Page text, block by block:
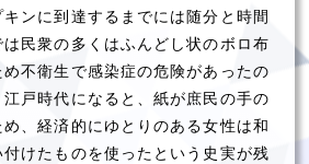
ンに到達するまでには随分と時間
民衆の多くはふんどし状のボロ布
不衛生で感染症の危険があったの
戸時代になると、紙が庶民の手の
、経済的にゆとりのある女性は和
けたものを使ったという史実が残